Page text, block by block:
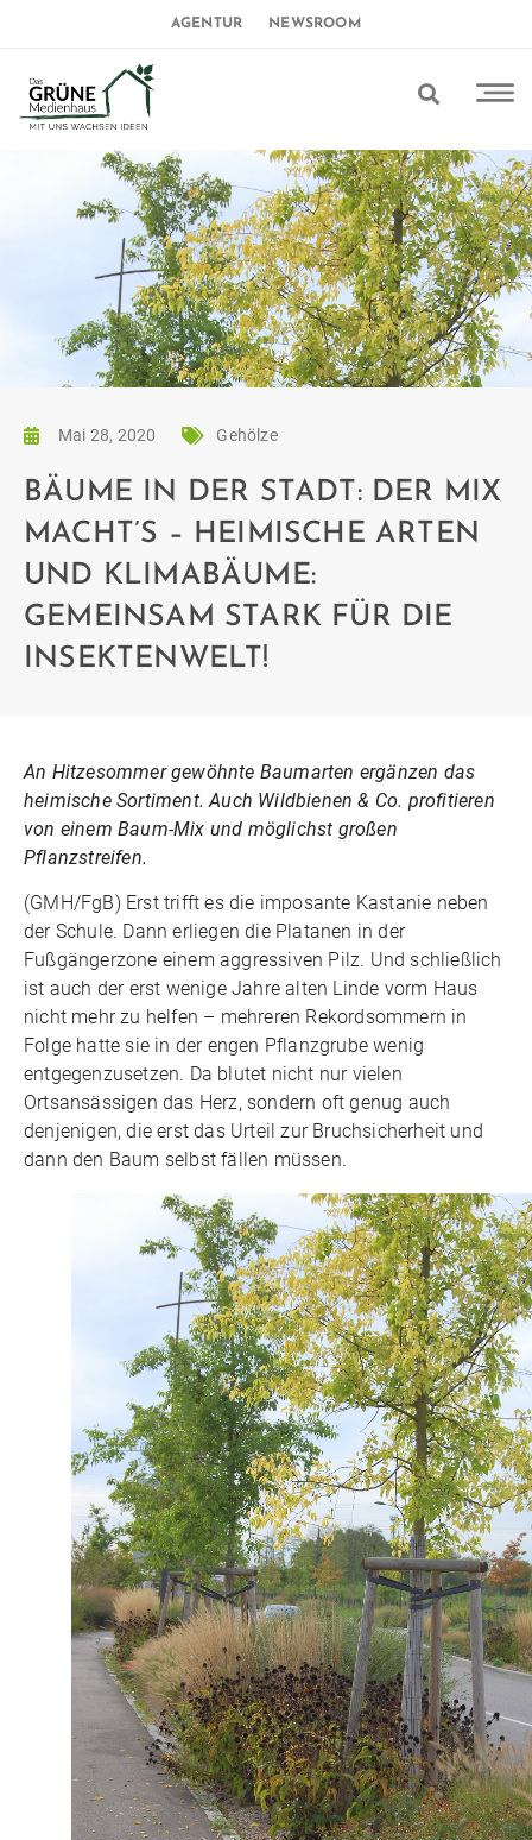
AGENTUR NEWSROOM
Mai 28, 2020 Gehölze
BÄUME IN DER STADT: DER MIX
MACHT’S – HEIMISCHE ARTEN
UND KLIMABÄUME:
GEMEINSAM STARK FÜR DIE
INSEKTENWELT!
An Hitzesommer gewöhnte Baumarten ergänzen das
heimische Sortiment. Auch Wildbienen & Co. profitieren
von einem Baum-Mix und möglichst großen
Pflanzstreifen.
(GMH/FgB) Erst trifft es die imposante Kastanie neben
der Schule. Dann erliegen die Platanen in der
Fußgängerzone einem aggressiven Pilz. Und schließlich
ist auch der erst wenige Jahre alten Linde vorm Haus
nicht mehr zu helfen – mehreren Rekordsommern in
Folge hatte sie in der engen Pflanzgrube wenig
entgegenzusetzen. Da blutet nicht nur vielen
Ortsansässigen das Herz, sondern oft genug auch
denjenigen, die erst das Urteil zur Bruchsicherheit und
dann den Baum selbst fällen müssen.